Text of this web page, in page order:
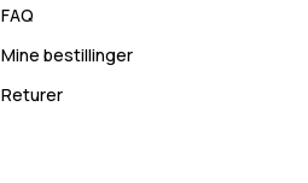
FAQ
Mine bestillinger
Returer